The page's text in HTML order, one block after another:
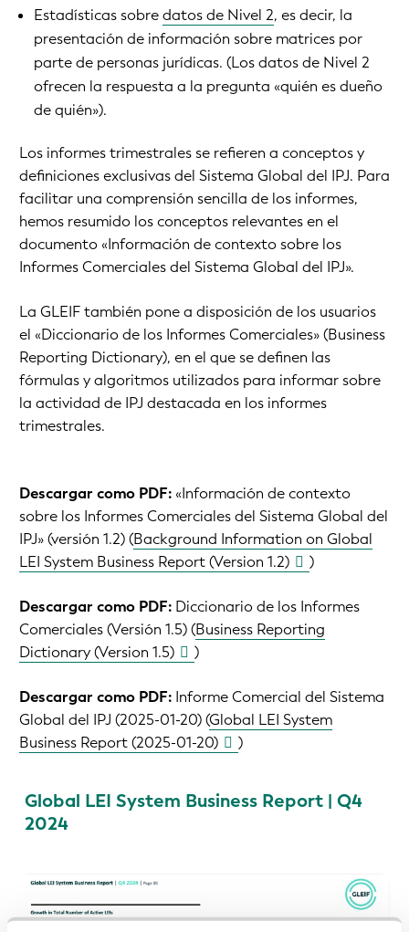
Estadísticas sobredatos de Nivel 2, es decir, la
presentación de información sobre matrices por
parte de personas jurídicas. (Los datos de Nivel 2
ofrecen la respuesta a la pregunta «quién es dueño
de quién»).
Los informes trimestrales se refieren a conceptos y
definiciones exclusivas del Sistema Global del IPJ. Para
facilitar una comprensión sencilla de los informes,
hemos resumido los conceptos relevantes en el
documento «Información de contexto sobre los
Informes Comerciales del Sistema Global del IPJ».
La GLEIF también pone a disposición de los usuarios
el «Diccionario de los Informes Comerciales» (Business
Reporting Dictionary), en el que se definen las
fórmulas y algoritmos utilizados para informar sobre
la actividad de IPJ destacada en los informes
trimestrales.
Descargar como PDF: «Información de contexto
sobre los Informes Comerciales del Sistema Global del
IPJ» (versión 1.2) (Background Information on Global
LEI System Business Report (Version 1.2)
)
Descargar como PDF: Diccionario de los Informes
Comerciales (Versión 1.5) (Business Reporting
Dictionary (Version 1.5)
)
Descargar como PDF: Informe Comercial del Sistema
Global del IPJ (2025-01-20) (Global LEI System
Business Report (2025-01-20)
)
Global LEI System Business Report | Q4
2024